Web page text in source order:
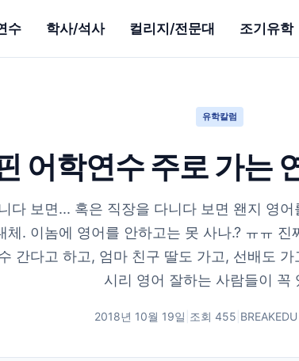
수 학사/석사 컬리지/전문대 조기유학
유학칼럼
어학연수 주로 가는
다 보면... 혹은 직장을 다니다 보면 왠지 영
체. 이놈에 영어를 안하고는 못 사나.? ㅠㅠ
간다고 하고, 엄마 친구 딸도 가고, 선배도
시리 영어 잘하는 사람들이 꼭
2018년 10월 19일 조회 455